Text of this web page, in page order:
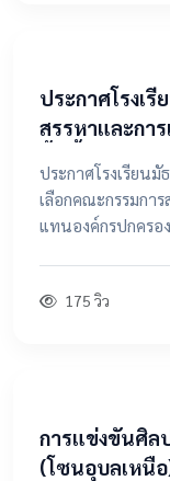
ประกาศโรงเ
สรรหาและกา
ขั้นพื้นฐาน (ก
ปกครองส่วนท้
ประกาศโรงเรียนมั
เลือกคณะกรรมกา
แทนองค์กรปกครองส่
175 วิว
การแข่งขันศิล
(โซนอุบลเหนื